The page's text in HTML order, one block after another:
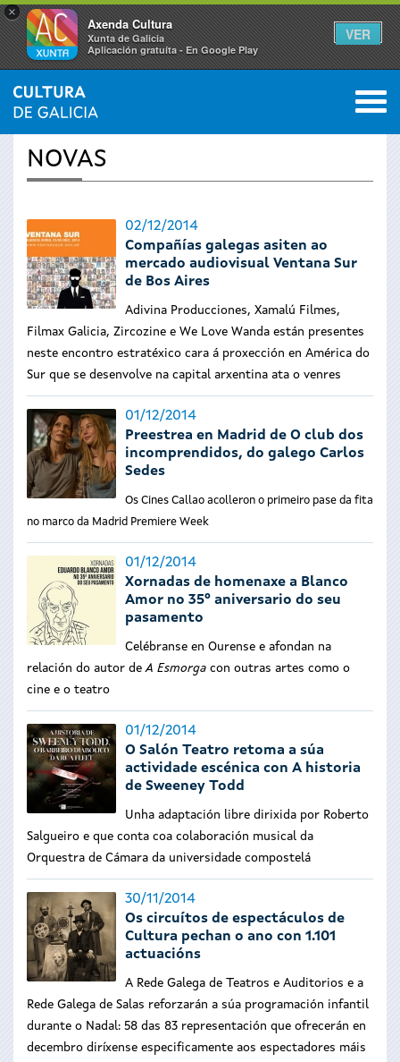
×
Axenda Cultura
Xunta de Galicia
Aplicación gratuíta - En Google Play
VER
Vostede
está
aquí
INICIO › ACTUALIDADE 0
NOVAS
02/12/2014
Compañías galegas asiten ao
mercado audiovisual Ventana Sur
de Bos Aires
Adivina Producciones, Xamalú Filmes,
Filmax Galicia, Zircozine e We Love Wanda están presentes
neste encontro estratéxico cara á proxección en América do
Sur que se desenvolve na capital arxentina ata o venres
01/12/2014
Preestrea en Madrid de O club dos
incomprendidos, do galego Carlos
Sedes
Os Cines Callao acolleron o primeiro pase da fita
no marco da Madrid Premiere Week
01/12/2014
Xornadas de homenaxe a Blanco
Amor no 35º aniversario do seu
pasamento
Celébranse en Ourense e afondan na
relación do autor de A Esmorga con outras artes como o
cine e o teatro
01/12/2014
O Salón Teatro retoma a súa
actividade escénica con A historia
de Sweeney Todd
Unha adaptación libre dirixida por Roberto
Salgueiro e que conta coa colaboración musical da
Orquestra de Cámara da universidade compostelá
30/11/2014
Os circuítos de espectáculos de
Cultura pechan o ano con 1.101
actuacións
A Rede Galega de Teatros e Auditorios e a
Rede Galega de Salas reforzarán a súa programación infantil
durante o Nadal: 58 das 83 representación que ofrecerán en
decembro diríxense especificamente aos espectadores máis